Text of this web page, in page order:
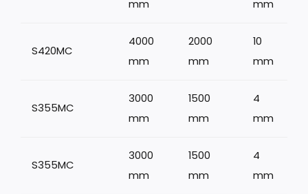
mm
mm
S420MC
4000
mm
2000
mm
10
mm
S355MC
3000
mm
1500
mm
4
mm
S355MC
3000
mm
1500
mm
4
mm